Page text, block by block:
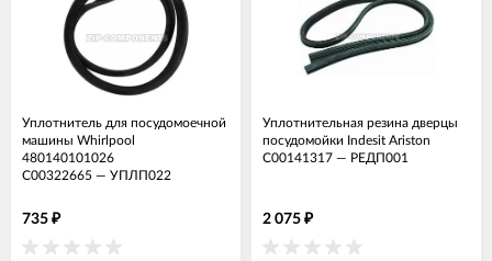
Уплотнитель для посудомоечной
машины Whirlpool
480140101026
C00322665 — УПЛП022
735 ₽
Уплотнительная резина дверцы
посудомойки Indesit Ariston
C00141317 — РЕДП001
2 075 ₽